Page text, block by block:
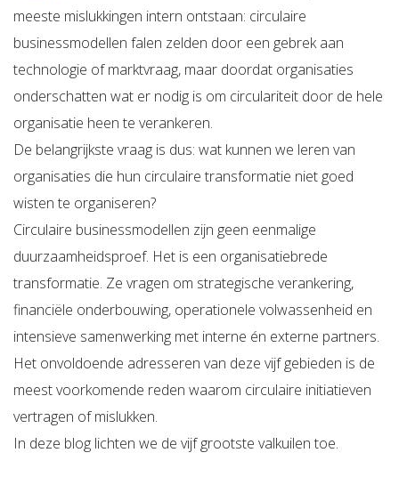
meeste mislukkingen intern ontstaan: circulaire
businessmodellen falen zelden door een gebrek aan
technologie of marktvraag, maar doordat organisaties
onderschatten wat er nodig is om circulariteit door de hele
organisatie heen te verankeren.
De belangrijkste vraag is dus: wat kunnen we leren van
organisaties die hun circulaire transformatie niet goed
wisten te organiseren?
Circulaire businessmodellen zijn geen eenmalige
duurzaamheidsproef. Het is een organisatiebrede
transformatie. Ze vragen om strategische verankering,
financiële onderbouwing, operationele volwassenheid en
intensieve samenwerking met interne én externe partners.
Het onvoldoende adresseren van deze vijf gebieden is de
meest voorkomende reden waarom circulaire initiatieven
vertragen of mislukken.
In deze blog lichten we de vijf grootste valkuilen toe.